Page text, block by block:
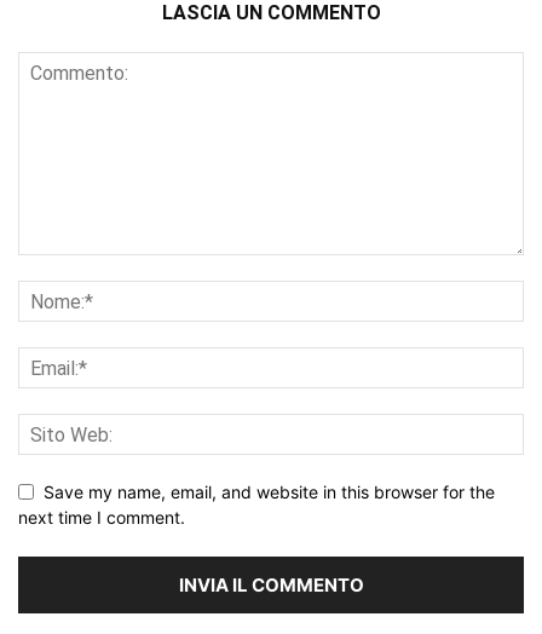
LASCIA UN COMMENTO
Save my name, email, and website in this browser for the
next time I comment.